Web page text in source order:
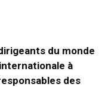
du monde
à
des